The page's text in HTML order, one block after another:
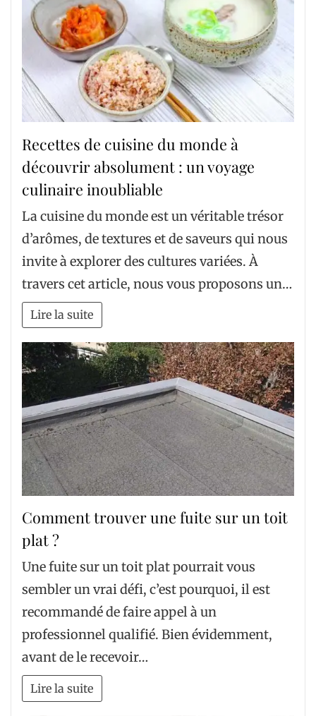
Recettes de cuisine du monde à
découvrir absolument : un voyage
culinaire inoubliable
La cuisine du monde est un véritable trésor
d’arômes, de textures et de saveurs qui nous
invite à explorer des cultures variées. À
travers cet article, nous vous proposons un…
Lire la suite
Comment trouver une fuite sur un toit
plat ?
Une fuite sur un toit plat pourrait vous
sembler un vrai défi, c’est pourquoi, il est
recommandé de faire appel à un
professionnel qualifié. Bien évidemment,
avant de le recevoir…
Lire la suite